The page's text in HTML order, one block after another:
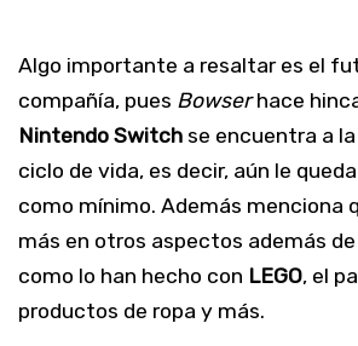
Algo importante a resaltar es el
compañía, pues Bowserhace
Nintendo Switch se encuentra a
ciclo de vida, es decir, aún le
como mínimo. Además menciona
más en otros aspectos además
como lo han hecho con LEGO, el
productos de ropa y más.